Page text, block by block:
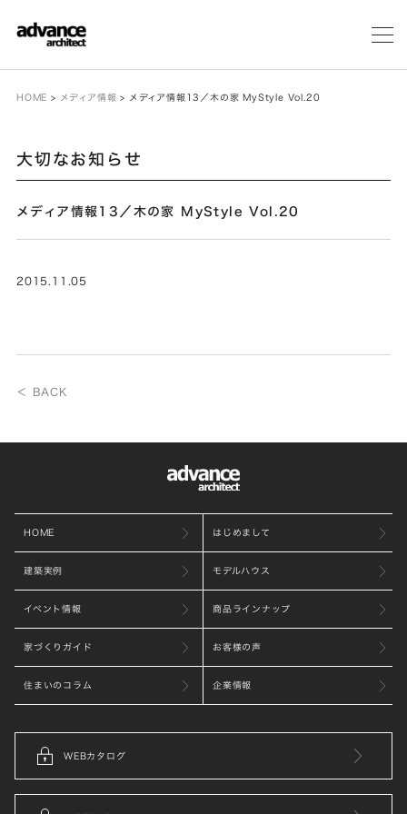
メ
HOME > メディア情報 > メディア情報13／木の家 MyStyle Vol.20
大切なお知らせ
メディア情報13／木の家 MyStyle Vol.20
2015.11.05
＜ BACK
HOME はじめまして
建築実例 モデルハウス
イベント情報 商品ラインナップ
家づくりガイド お客様の声
住まいのコラム 企業情報
WEBカタログ